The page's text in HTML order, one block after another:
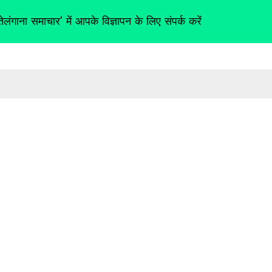
समाचार' में आपके विज्ञापन के लिए संपर्क करें